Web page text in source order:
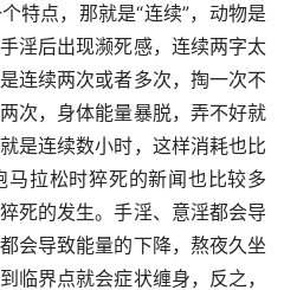
特点，那就是“连续”，动物是
淫后出现濒死感，连续两字太
连续两次或者多次，掏一次不
次，身体能量暴脱，弄不好就
是连续数小时，这样消耗也比
拉松时猝死的新闻也比较多
死的发生。手淫、意淫都会导
会导致能量的下降，熬夜久坐
临界点就会症状缠身，反之，